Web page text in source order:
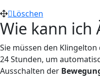
Löschen
Wie kann ich
Sie müssen den
24 Stunden, um
Ausschalten der